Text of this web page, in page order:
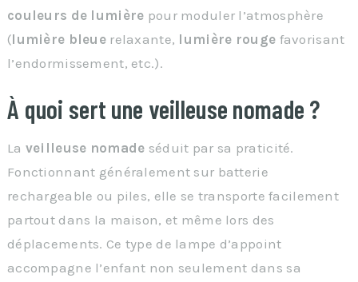
couleurs de lumière pour moduler l’atmosphère
(lumière bleue relaxante, lumière rouge favorisant
l’endormissement, etc.).
À quoi sert une veilleuse nomade ?
La veilleuse nomade séduit par sa praticité.
Fonctionnant généralement sur batterie
rechargeable ou piles, elle se transporte facilement
partout dans la maison, et même lors des
déplacements. Ce type de lampe d’appoint
accompagne l’enfant non seulement dans sa